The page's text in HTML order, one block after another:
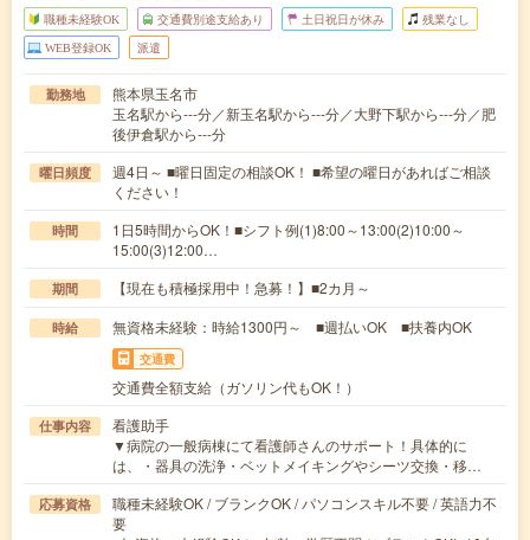
職種未経験OK 交通費別途支給あり 土日祝日が休み 残業なし
WEB登録OK 派遣
勤務地
熊本県玉名市
玉名駅から---分／新玉名駅から---分／大野下駅から---分／肥
後伊倉駅から---分
曜日頻度
週4日～ ■曜日固定の相談OK！ ■希望の曜日があればご相談
ください！
時間
1日5時間からOK！■シフト例(1)8:00～13:00(2)10:00～
15:00(3)12:00…
期間 【現在も積極採用中！急募！】■2カ月～
時給 無資格未経験：時給1300円～ ■週払いOK ■扶養内OK
交通費
交通費全額支給（ガソリン代もOK！）
仕事内容
看護助手
▼病院の一般病棟にて看護師さんのサポート！具体的に
は、・器具の洗浄・ベットメイキングやシーツ交換・移…
応募資格
職種未経験OK / ブランクOK / パソコンスキル不要 / 英語力不
要